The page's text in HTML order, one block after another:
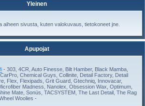
Yleinen
aiheen sivusta, kuten valokuvaus, tietokoneet jne.
Apupojat
- 303, 4CR, Auto Finesse, Bilt Hamber, Black Mamba,
Chemical Guys, Collinite, Detail Factory, Detail
Flex, Flexipads, Grit Guard, Gtechniq, Innovacar,
Madness, Nanolex, Obsession Wax, Optimum,
Mate, Sonüs, TACSYSTEM, The Last Detail, The Rag
Woolies -